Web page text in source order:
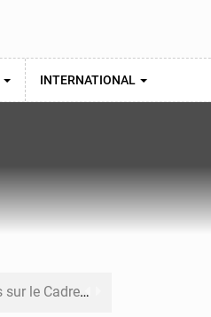
INTERNATIONAL
2027-2029